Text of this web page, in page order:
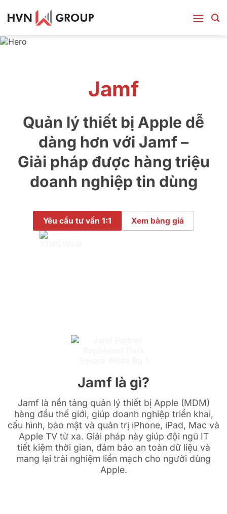
qua
nội
dung
Jamf
Quản lý thiết bị Apple dễ
dàng hơn với Jamf –
Giải pháp được hàng triệu
doanh nghiệp tin dùng
Yêu cầu tư vấn 1:1 Xem bảng giá
Jamf là gì?
Jamf là nền tảng quản lý thiết bị Apple (MDM)
hàng đầu thế giới, giúp doanh nghiệp triển khai,
cấu hình, bảo mật và quản trị iPhone, iPad, Mac và
Apple TV từ xa. Giải pháp này giúp đội ngũ IT
tiết kiệm thời gian, đảm bảo an toàn dữ liệu và
mang lại trải nghiệm liền mạch cho người dùng
Apple.